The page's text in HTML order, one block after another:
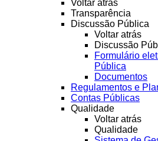
Voltar atrás
Transparência
Discussão Pública
Voltar atrás
Discussão
Formulário
Pública
Documentos
Regulamentos e
Contas Públicas
Qualidade
Voltar atrás
Qualidade